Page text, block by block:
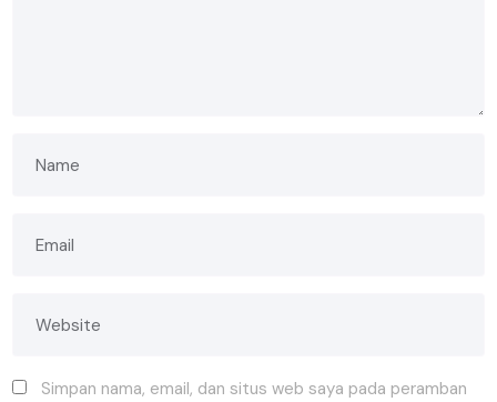
Simpan nama, email, dan situs web saya pada peramban